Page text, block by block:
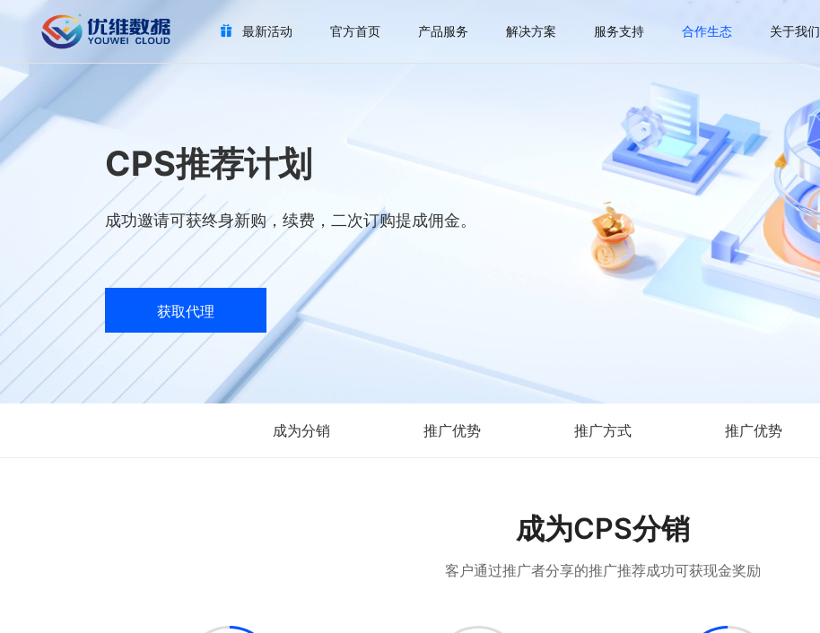
最新活动 官方首页 产品服务 解决方案 服务支持 合作生态 关于我们
CPS推荐计划
成功邀请可获终身新购，续费，二次订购提成佣金。
获取代理
成为分销 推广优势 推广方式 推广优势
成为CPS分销
客户通过推广者分享的推广推荐成功可获现金奖励